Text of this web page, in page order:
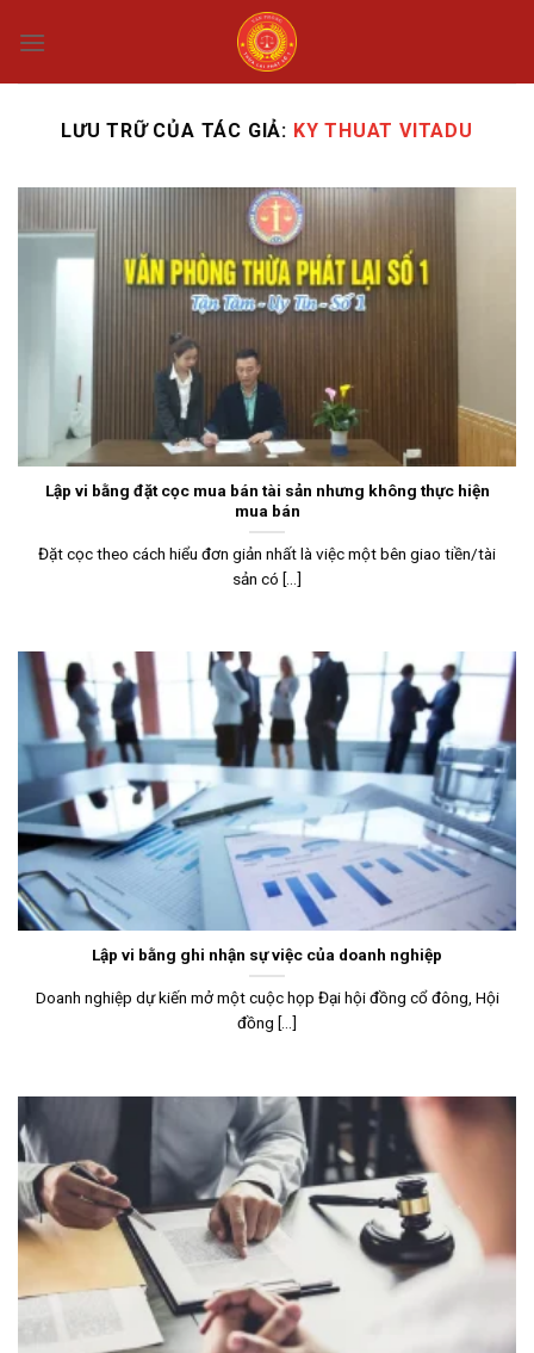
đến
LƯU TRỮ CỦA TÁC GIẢ: KY THUAT VITADU
Lập vi bằng đặt cọc mua bán tài sản nhưng không thực hiện
mua bán
Đặt cọc theo cách hiểu đơn giản nhất là việc một bên giao tiền/tài
sản có [...]
Lập vi bằng ghi nhận sự việc của doanh nghiệp
Doanh nghiệp dự kiến mở một cuộc họp Đại hội đồng cổ đông, Hội
đồng [...]